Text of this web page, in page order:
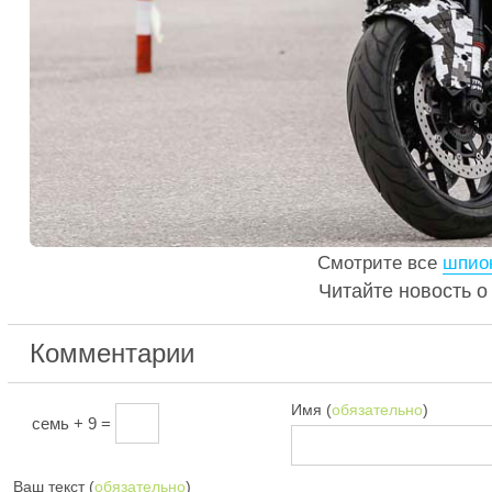
Смотрите все
Читайте новость о
Комментарии
Имя (обязательно)
семь + 9 =
Ваш текст (обязательно)